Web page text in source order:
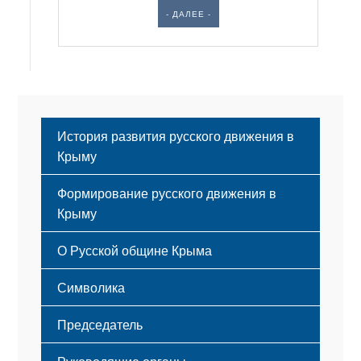
- ДАЛЕЕ -
История развития русского движения в
Крыму
Формирование русского движения в
Крыму
Русский Крым
О Русской общине Крыма
Этапы становления
Принципы деятельности
Структура
Мероприятия
Символика
Флаг
Герб
Гимн
Председатель